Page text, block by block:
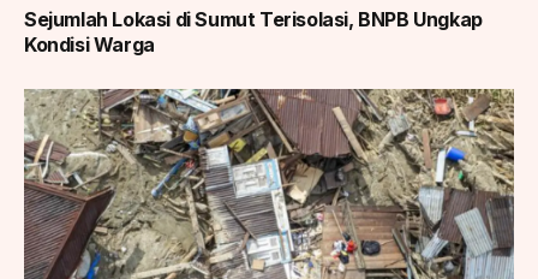
Sejumlah Lokasi di Sumut Terisolasi, BNPB Ungkap
Kondisi Warga